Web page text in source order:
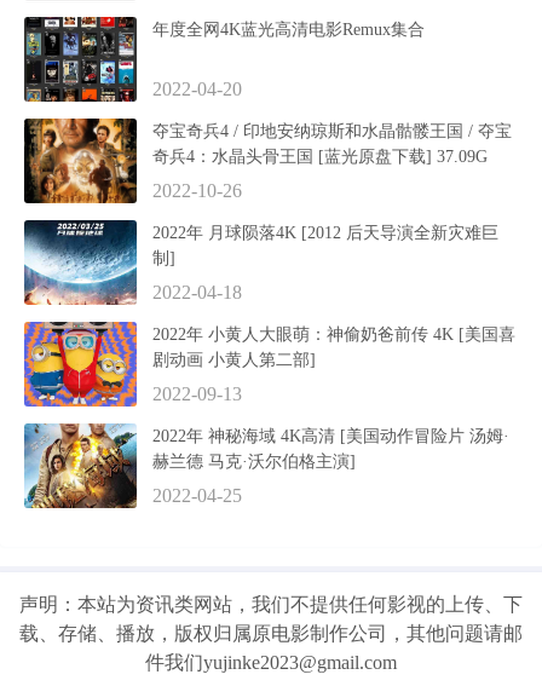
年度全网4K蓝光高清电影Remux集合
2022-04-20
夺宝奇兵4 / 印地安纳琼斯和水晶骷髅王国 / 夺宝
奇兵4：水晶头骨王国 [蓝光原盘下载] 37.09G
2022-10-26
2022年 月球陨落4K [2012 后天导演全新灾难巨
制]
2022-04-18
2022年 小黄人大眼萌：神偷奶爸前传 4K [美国喜
剧动画 小黄人第二部]
2022-09-13
2022年 神秘海域 4K高清 [美国动作冒险片 汤姆·
赫兰德 马克·沃尔伯格主演]
2022-04-25
声明：本站为资讯类网站，我们不提供任何影视的上传、下
载、存储、播放，版权归属原电影制作公司，其他问题请邮
件我们yujinke2023@gmail.com